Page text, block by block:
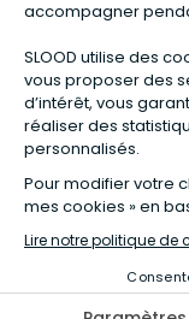
Matelas naturels⋅
en bois⋅
Calendrier de l’Avent
dans la fiche produit.
**Valable sur les